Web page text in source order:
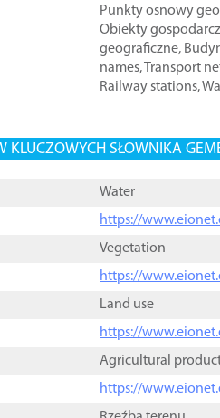
Punkty osnowy
Obiekty
geograficzne,
names,Transport
Railway stations,
KLUCZOWYCH SŁOWNIKA
Water
https://
Vegetation
https://
Land use
https://
Agricultural
https://